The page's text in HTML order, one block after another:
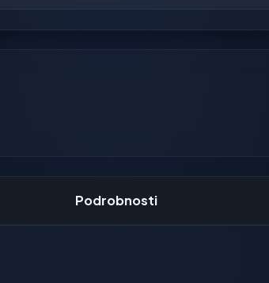
Podrobnosti